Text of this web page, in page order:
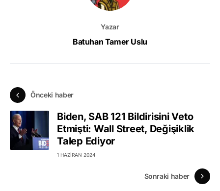
Yazar
Batuhan Tamer Uslu
Önceki haber
Biden, SAB 121 Bildirisini Veto
Etmişti: Wall Street, Değişiklik
Talep Ediyor
1 HAZIRAN 2024
Sonraki haber